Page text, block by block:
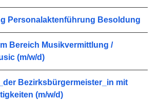
Personalaktenführung Besoldung
Bereich Musikvermittlung /
(m/w/d)
Bezirksbürgermeister_in mit
(m/w/d)